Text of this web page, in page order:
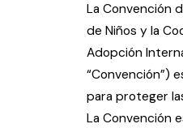
La Convención
de Niños y la
Adopción
“Convención”)
para proteger
La Convención